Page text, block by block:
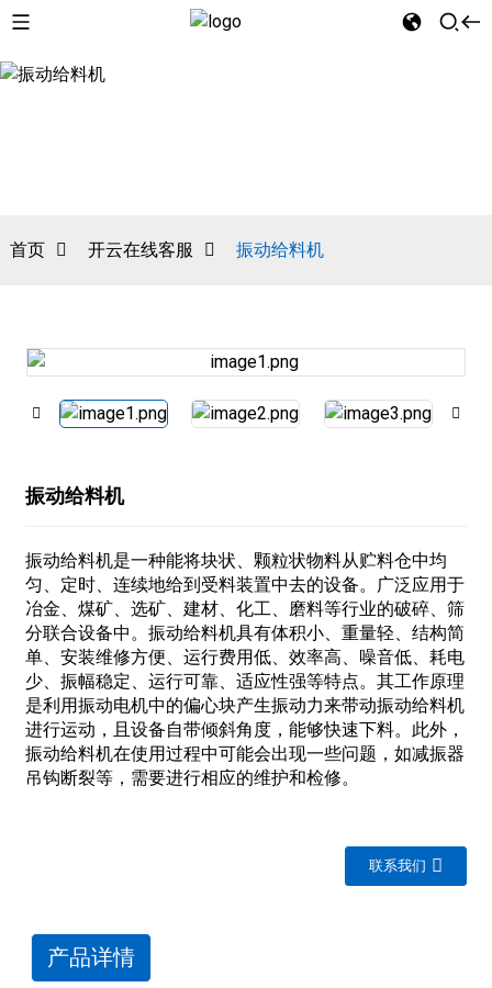
首页 开云在线客服 振动给料机
振动给料机
振动给料机是一种能将块状、‌颗粒状物料从贮料仓中均
匀、‌定时、‌连续地给到受料装置中去的设备‌。‌广泛应用于
冶金、‌煤矿、‌选矿、‌建材、‌化工、‌磨料等行业的破碎、‌筛
分联合设备中。‌振动给料机具有体积小、‌重量轻、‌结构简
单、‌安装维修方便、‌运行费用低、‌效率高、‌噪音低、‌耗电
少、‌振幅稳定、‌运行可靠、‌适应性强等特点。‌其工作原理
是利用振动电机中的偏心块产生振动力来带动振动给料机
进行运动，‌且设备自带倾斜角度，‌能够快速下料‌。‌此外，‌
振动给料机在使用过程中可能会出现一些问题，‌如减振器
吊钩断裂等，‌需要进行相应的维护和检修‌。
联系我们
产品详情